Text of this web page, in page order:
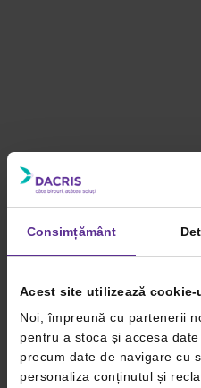
Consimțământ
Acest site utilizează cookie-
Noi, împreună cu partenerii
pentru a stoca și accesa
precum date de navigare cu
personaliza conținutul și